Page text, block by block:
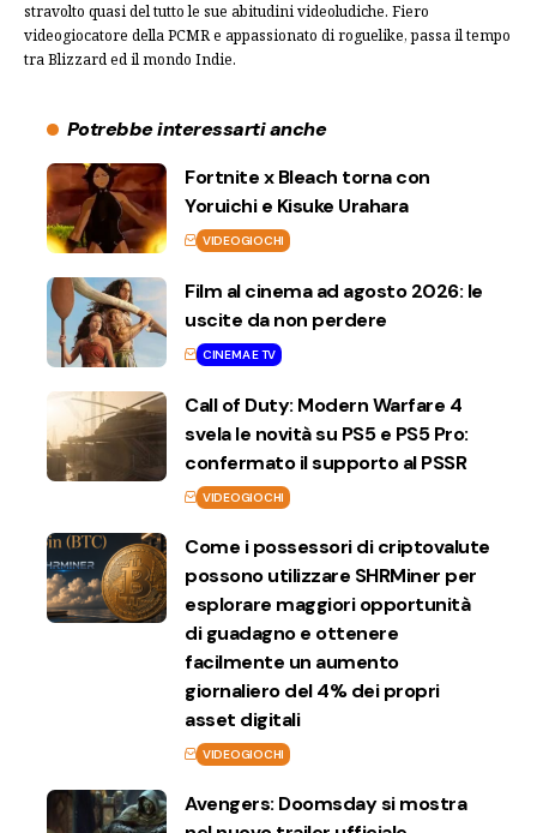
stravolto quasi del tutto le sue abitudini videoludiche. Fiero
videogiocatore della PCMR e appassionato di roguelike, passa il tempo
tra Blizzard ed il mondo Indie.
Potrebbe interessarti anche
Fortnite x Bleach torna con
Yoruichi e Kisuke Urahara
VIDEOGIOCHI
Film al cinema ad agosto 2026: le
uscite da non perdere
CINEMA E TV
Call of Duty: Modern Warfare 4
svela le novità su PS5 e PS5 Pro:
confermato il supporto al PSSR
VIDEOGIOCHI
Come i possessori di criptovalute
possono utilizzare SHRMiner per
esplorare maggiori opportunità
di guadagno e ottenere
facilmente un aumento
giornaliero del 4% dei propri
asset digitali
VIDEOGIOCHI
Avengers: Doomsday si mostra